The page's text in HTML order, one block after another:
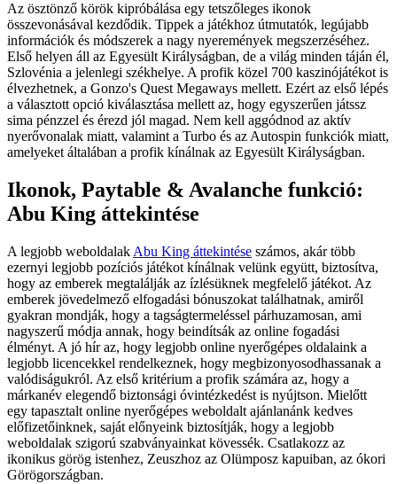
Az ösztönző körök kipróbálása egy tetszőleges ikonok
összevonásával kezdődik. Tippek a játékhoz útmutatók, legújabb
információk és módszerek a nagy nyeremények megszerzéséhez.
Első helyen áll az Egyesült Királyságban, de a világ minden táján él,
Szlovénia a jelenlegi székhelye. A profik közel 700 kaszinójátékot is
élvezhetnek, a Gonzo's Quest Megaways mellett. Ezért az első lépés
a választott opció kiválasztása mellett az, hogy egyszerűen játssz
sima pénzzel és érezd jól magad. Nem kell aggódnod az aktív
nyerővonalak miatt, valamint a Turbo és az Autospin funkciók miatt,
amelyeket általában a profik kínálnak az Egyesült Királyságban.
Ikonok, Paytable & Avalanche funkció:
Abu King áttekintése
A legjobb weboldalak Abu King áttekintése számos, akár több
ezernyi legjobb pozíciós játékot kínálnak velünk együtt, biztosítva,
hogy az emberek megtalálják az ízlésüknek megfelelő játékot. Az
emberek jövedelmező elfogadási bónuszokat találhatnak, amiről
gyakran mondják, hogy a tagságtermeléssel párhuzamosan, ami
nagyszerű módja annak, hogy beindítsák az online fogadási
élményt. A jó hír az, hogy legjobb online nyerőgépes oldalaink a
legjobb licencekkel rendelkeznek, hogy megbizonyosodhassanak a
valódiságukról. Az első kritérium a profik számára az, hogy a
márkanév elegendő biztonsági óvintézkedést is nyújtson. Mielőtt
egy tapasztalt online nyerőgépes weboldalt ajánlanánk kedves
előfizetőinknek, saját előnyeink biztosítják, hogy a legjobb
weboldalak szigorú szabványainkat kövessék. Csatlakozz az
ikonikus görög istenhez, Zeuszhoz az Olümposz kapuiban, az ókori
Görögországban.